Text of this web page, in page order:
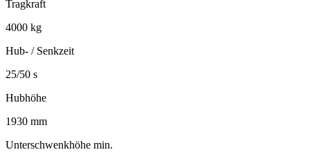
Tragkraft
4000 kg
Hub- / Senkzeit
25/50 s
Hubhöhe
1930 mm
Unterschwenkhöhe min.